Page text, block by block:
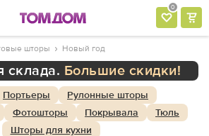
0
шторы Новый год
склада. Большие скидки!
Портьеры
Рулонные шторы
Фотошторы Покрывала
Тюль
Шторы для кухни